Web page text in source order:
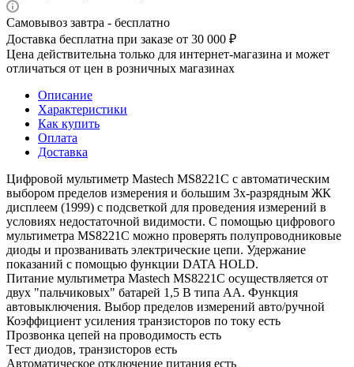
Самовывоз завтра - бесплатно
Доставка бесплатна при заказе от 30 000 ₽
Цена действительна только для интернет-магазина и может
отличаться от цен в розничных магазинах
Описание
Характеристики
Как купить
Оплата
Доставка
Цифровой мультиметр Mastech MS8221C с автоматическим
выбором пределов измерения и большим 3х-разрядным ЖК
дисплеем (1999) c подсветкой для проведения измерений в
условиях недостаточной видимости. С помощью цифрового
мультиметра MS8221C можно проверять полупроводниковые
диоды и прозванивать электрические цепи. Удержание
показаний с помощью функции DATA HOLD.
Питание мультиметра Mastech MS8221C осуществляется от
двух "пальчиковых" батарей 1,5 В типа АА. Функция
автовыключения. Выбор пределов измерений авто/ручной
Коэффициент усиления транзисторов по току есть
Прозвонка цепей на проводимость есть
Tест диодов, транзисторов есть
Автоматическое отключение питания есть